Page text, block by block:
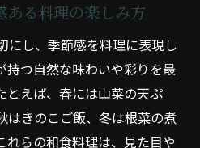
ある料理の楽しみ方
にし、季節感を料理に表現し
持つ自然な味わいや彩りを最
とえば、春には山菜の天ぷ
はきのこご飯、冬は根菜の煮
れらの和食料理は、見た目や